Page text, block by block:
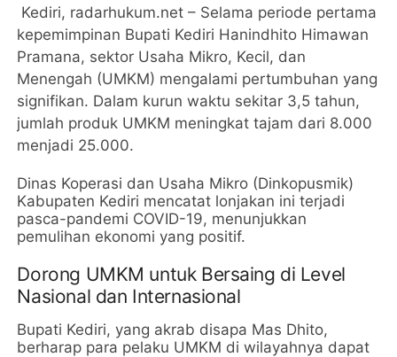
Kediri, radarhukum.net – Selama periode pertama
kepemimpinan Bupati Kediri Hanindhito Himawan
Pramana, sektor Usaha Mikro, Kecil, dan
Menengah (UMKM) mengalami pertumbuhan yang
signifikan. Dalam kurun waktu sekitar 3,5 tahun,
jumlah produk UMKM meningkat tajam dari 8.000
menjadi 25.000.
Dinas Koperasi dan Usaha Mikro (Dinkopusmik)
Kabupaten Kediri mencatat lonjakan ini terjadi
pasca-pandemi COVID-19, menunjukkan
pemulihan ekonomi yang positif.
Dorong UMKM untuk Bersaing di Level
Nasional dan Internasional
Bupati Kediri, yang akrab disapa Mas Dhito,
berharap para pelaku UMKM di wilayahnya dapat